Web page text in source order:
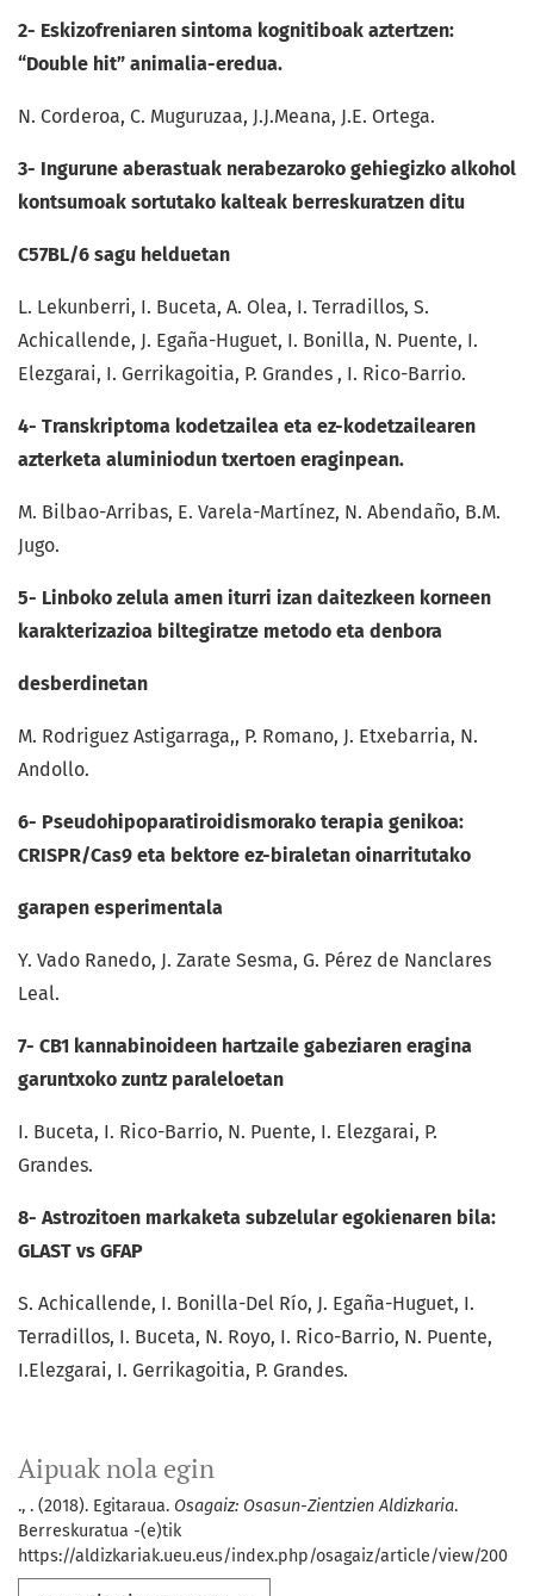
Aipuak nola egin
., . (2018). Egitaraua. Osagaiz: Osasun-Zientzien Aldizkaria.
Berreskuratua -(e)tik
https://aldizkariak.ueu.eus/index.php/osagaiz/article/view/200
2- Eskizofreniaren sintoma kognitiboak aztertzen:
“Double hit” animalia-eredua.
N. Corderoa, C. Muguruzaa, J.J.Meana, J.E. Ortega.
3- Ingurune aberastuak nerabezaroko gehiegizko alkohol
kontsumoak sortutako kalteak berreskuratzen ditu
C57BL/6 sagu helduetan
L. Lekunberri, I. Buceta, A. Olea, I. Terradillos, S.
Achicallende, J. Egaña-Huguet, I. Bonilla, N. Puente, I.
Elezgarai, I. Gerrikagoitia, P. Grandes , I. Rico-Barrio.
4- Transkriptoma kodetzailea eta ez-kodetzailearen
azterketa aluminiodun txertoen eraginpean.
M. Bilbao-Arribas, E. Varela-Martínez, N. Abendaño, B.M.
Jugo.
5- Linboko zelula amen iturri izan daitezkeen korneen
karakterizazioa biltegiratze metodo eta denbora
desberdinetan
M. Rodriguez Astigarraga,, P. Romano, J. Etxebarria, N.
Andollo.
6- Pseudohipoparatiroidismorako terapia genikoa:
CRISPR/Cas9 eta bektore ez-biraletan oinarritutako
garapen esperimentala
Y. Vado Ranedo, J. Zarate Sesma, G. Pérez de Nanclares
Leal.
7- CB1 kannabinoideen hartzaile gabeziaren eragina
garuntxoko zuntz paraleloetan
I. Buceta, I. Rico-Barrio, N. Puente, I. Elezgarai, P.
Grandes.
8- Astrozitoen markaketa subzelular egokienaren bila:
GLAST vs GFAP
S. Achicallende, I. Bonilla-Del Río, J. Egaña-Huguet, I.
Terradillos, I. Buceta, N. Royo, I. Rico-Barrio, N. Puente,
I.Elezgarai, I. Gerrikagoitia, P. Grandes.